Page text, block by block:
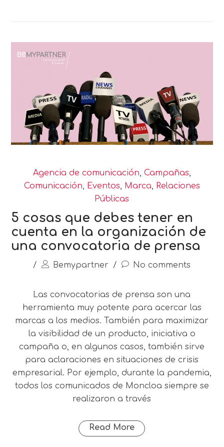
Agencia de comunicación, Campañas,
Comunicación, Eventos, Marca, Relaciones
Públicas
5 cosas que debes tener en
cuenta en la organización de
una convocatoria de prensa
/ Bemypartner / No comments
Las convocatorias de prensa son una
herramienta muy potente para acercar las
marcas a los medios. También para maximizar
la visibilidad de un producto, iniciativa o
campaña o, en algunos casos, también sirve
para aclaraciones en situaciones de crisis
empresarial. Por ejemplo, durante la pandemia,
todos los comunicados de Moncloa siempre se
realizaron a través
Read More